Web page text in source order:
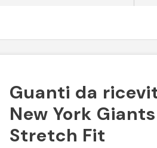
Guanti da
New York
Stretch Fit